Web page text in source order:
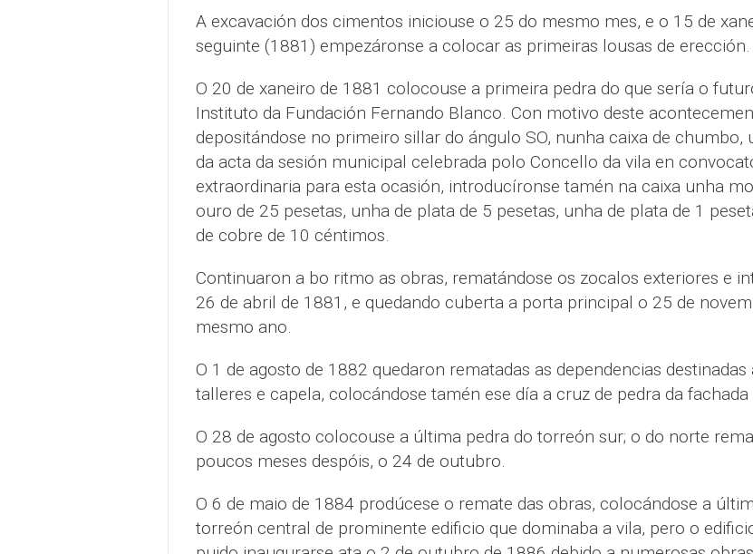
A excavación dos cimentos iniciouse o 25 do mesmo mes, e o 15 de
seguinte (1881) empezáronse a colocar as primeiras lousas de erección.
O 20 de xaneiro de 1881 colocouse a primeira pedra do que sería o
Instituto da Fundación Fernando Blanco. Con motivo deste
depositándose no primeiro sillar do ángulo SO, nunha caixa de chumbo,
da acta da sesión municipal celebrada polo Concello da vila en
extraordinaria para esta ocasión, introducíronse tamén na caixa unha
ouro de 25 pesetas, unha de plata de 5 pesetas, unha de plata de 1
de cobre de 10 céntimos.
Continuaron a bo ritmo as obras, rematándose os zocalos exteriores e
26 de abril de 1881, e quedando cuberta a porta principal o 25 de
mesmo ano.
O 1 de agosto de 1882 quedaron rematadas as dependencias destinadas
talleres e capela, colocándose tamén ese día a cruz de pedra da fachada
O 28 de agosto colocouse a última pedra do torreón sur; o do norte
poucos meses despóis, o 24 de outubro.
O 6 de maio de 1884 prodúcese o remate das obras, colocándose a
torreón central de prominente edificio que dominaba a vila, pero o